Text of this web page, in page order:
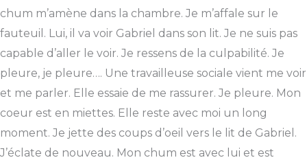
chum m’amène dans la chambre. Je m’affale sur le
fauteuil. Lui, il va voir Gabriel dans son lit. Je ne suis pas
capable d’aller le voir. Je ressens de la culpabilité. Je
pleure, je pleure…. Une travailleuse sociale vient me voir
et me parler. Elle essaie de me rassurer. Je pleure. Mon
coeur est en miettes. Elle reste avec moi un long
moment. Je jette des coups d’oeil vers le lit de Gabriel.
J’éclate de nouveau. Mon chum est avec lui et est